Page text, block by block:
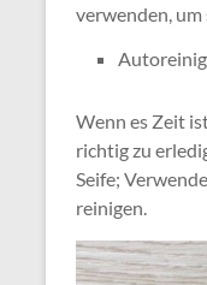
verwenden, um
Wenn es Zeit
richtig zu
Seife;
reinigen.